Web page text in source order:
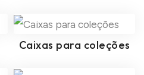
Caixas para coleções